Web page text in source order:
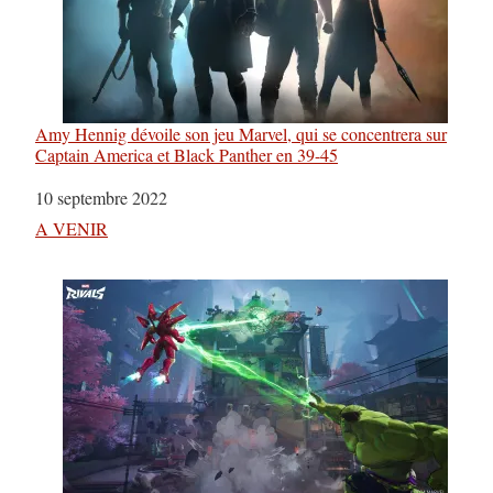
Amy Hennig dévoile son jeu Marvel, qui se concentrera sur
Captain America et Black Panther en 39-45
Date
10 septembre 2022
Par rapport à
A VENIR